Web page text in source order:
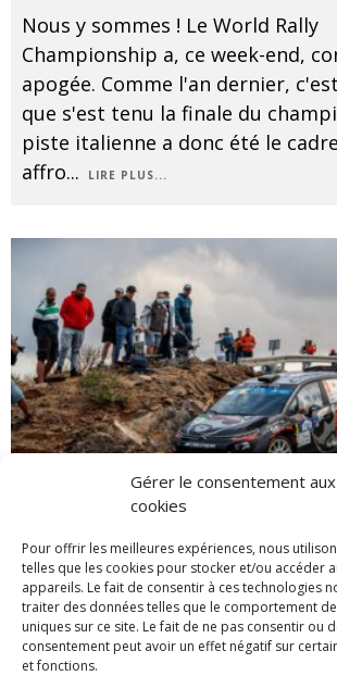
Gérer le consentement aux
cookies
Pour offrir les meilleures expériences, nous
telles que les cookies pour stocker et/ou accéder
appareils. Le fait de consentir à ces technologies
traiter des données telles que le comportement
uniques sur ce site. Le fait de ne pas consentir ou
consentement peut avoir un effet négatif sur
et fonctions.
Nous y sommes ! Le World Rally
Championship a, ce week-end,
apogée. Comme l'an dernier,
que s'est tenu la finale du
piste italienne a donc été le
affro... LIRE PLUS...
ERC: Lukyanuk domine aux
24 novembre 2021
Rally Islas Canarias 2021 -
dernier, c'est au beau milieu de